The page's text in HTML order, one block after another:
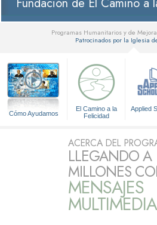
Programas Humanitarios y de
Patrocinados por la Iglesia
Cómo Ayudamos
El Camino a la
Felicidad
Applied
ACERCA DEL
LLEGANDO A
MILLONES
MENSAJES
MULTIMEDIA